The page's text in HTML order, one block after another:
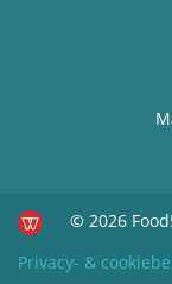
© 2026
Privacy- &